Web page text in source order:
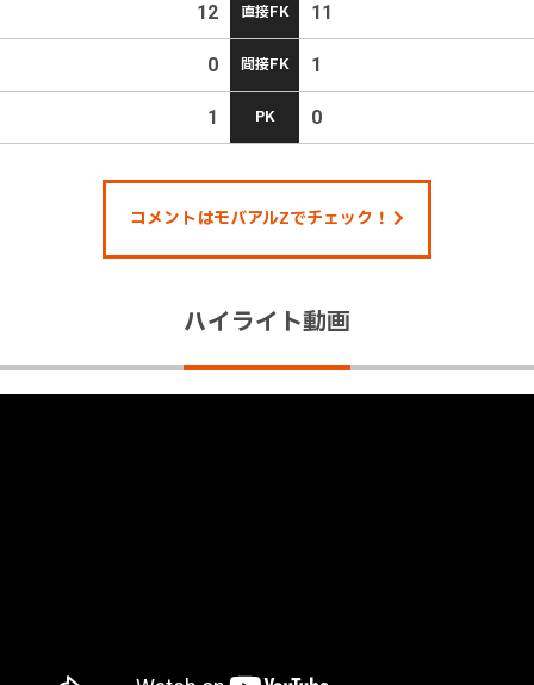
12 直接FK 11
0 間接FK 1
1 PK 0
コメントはモバアルZでチェック！
ハイライト動画